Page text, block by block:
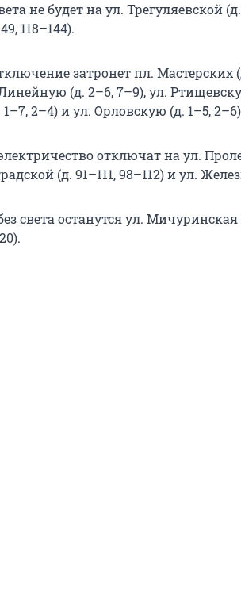
не будет на ул. Трегуляевской
118–144).
затронет пл. Мастерских
(д. 2–6, 7–9), ул.
2–4) и ул. Орловскую (д. 1–5,
отключат на ул.
(д. 91–111, 98–112) и ул.
света останутся ул. Мичуринская